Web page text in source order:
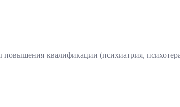
квалификации (психиатрия,